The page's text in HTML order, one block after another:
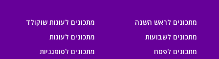
מתכונים לראש השנה
מתכונים לשבועות
מתכונים לפסח
מתכונים לעוגות שוקולד
מתכונים לעוגות
מתכונים לסופגניות